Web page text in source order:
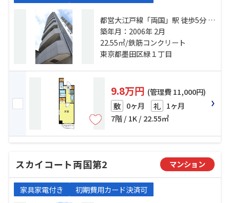
都営大江戸線「両国」駅 徒歩5分 都
営新宿線「森下」駅 徒歩8分 半蔵門
線「錦糸町」駅 徒歩20分
築年月：2006年 2月
22.55㎡/鉄筋コンクリート
東京都墨田区緑１丁目
9.8万円 (管理費 11,000円)
敷 0ヶ月 礼 1ヶ月
7階 / 1K / 22.55㎡
スカイコート両国第2 マンション
家具家電付き 初期費用カード決済可